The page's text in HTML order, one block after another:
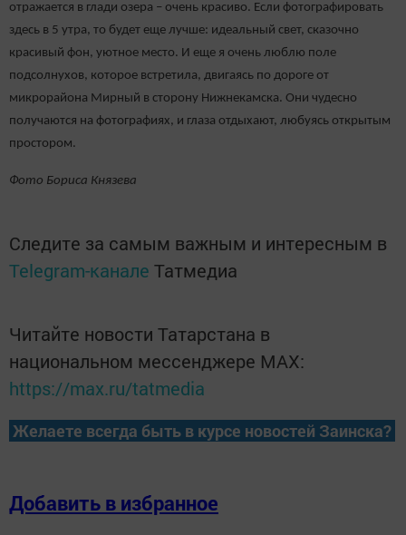
отражается в глади озера – очень красиво. Если фотографировать
здесь в 5 утра, то будет еще лучше: идеальный свет, сказочно
красивый фон, уютное место. И еще я очень люблю поле
подсолнухов, которое встретила, двигаясь по дороге от
микрорайона Мирный в сторону Нижнекамска. Они чудесно
получаются на фотографиях, и глаза отдыхают, любуясь открытым
простором.
Фото Бориса Князева
Следите за самым важным и интересным в
Telegram-канале Татмедиа
Читайте новости Татарстана в
национальном мессенджере MАХ:
https://max.ru/tatmedia
Желаете всегда быть в курсе новостей Заинска?
Добавить в избранное